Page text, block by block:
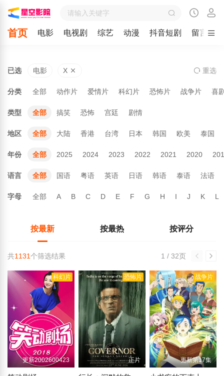
首页 电影 电视剧 综艺 动漫 抖音短剧 留言
已选 电影 X 重选
分类 全部 动作片 爱情片 科幻片 恐怖片 战争片 喜
类型 全部 搞笑 恐怖 宫廷 剧情
地区 全部 大陆 香港 台湾 日本 韩国 欧美 泰国
年份 全部 2025 2024 2023 2022 2021 2020
语言 全部 国语 粤语 英语 日语 韩语 泰语 法语
字母 全部 A B C D E F G H I J K L
按最新 按最热 按评分
1 / 32页
共1131个筛选结果
科幻片
更新2002600423
恐怖片
正片
战争片
更新第17集